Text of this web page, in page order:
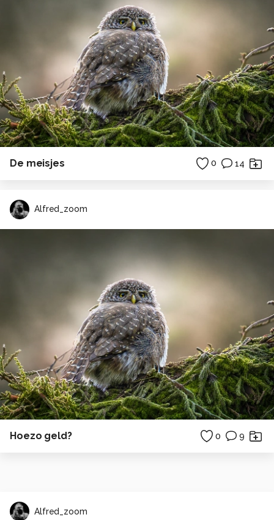
De meisjes 0 14
Alfred_zoom
Hoezo geld? 0 9
Alfred_zoom